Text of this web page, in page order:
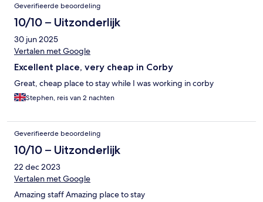
Geverifieerde beoordeling
10/10 – Uitzonderlijk
30 jun 2025
Vertalen met Google
Excellent place, very cheap in Corby
Great, cheap place to stay while I was working in corby
Stephen, reis van 2 nachten
Geverifieerde beoordeling
10/10 – Uitzonderlijk
22 dec 2023
Vertalen met Google
Amazing staff Amazing place to stay